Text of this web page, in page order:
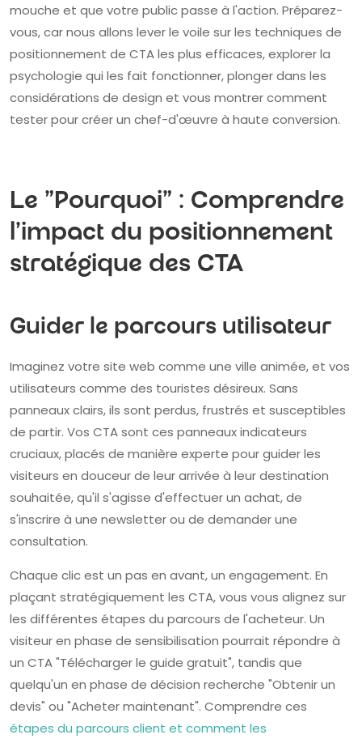
mouche et que votre public passe à l'action. Préparez-
vous, car nous allons lever le voile sur les techniques de
positionnement de CTA les plus efficaces, explorer la
psychologie qui les fait fonctionner, plonger dans les
considérations de design et vous montrer comment
tester pour créer un chef-d'œuvre à haute conversion.
Le "Pourquoi" : Comprendre
l'impact du positionnement
stratégique des CTA
Guider le parcours utilisateur
Imaginez votre site web comme une ville animée, et vos
utilisateurs comme des touristes désireux. Sans
panneaux clairs, ils sont perdus, frustrés et susceptibles
de partir. Vos CTA sont ces panneaux indicateurs
cruciaux, placés de manière experte pour guider les
visiteurs en douceur de leur arrivée à leur destination
souhaitée, qu'il s'agisse d'effectuer un achat, de
s'inscrire à une newsletter ou de demander une
consultation.
Chaque clic est un pas en avant, un engagement. En
plaçant stratégiquement les CTA, vous vous alignez sur
les différentes étapes du parcours de l'acheteur. Un
visiteur en phase de sensibilisation pourrait répondre à
un CTA "Télécharger le guide gratuit", tandis que
quelqu'un en phase de décision recherche "Obtenir un
devis" ou "Acheter maintenant". Comprendre ces
étapes du parcours client et comment les